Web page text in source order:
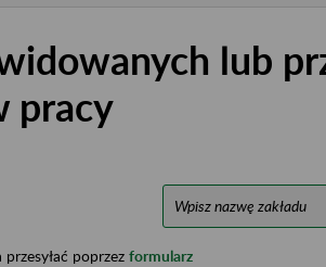
lub
pracy
poprzez formularz